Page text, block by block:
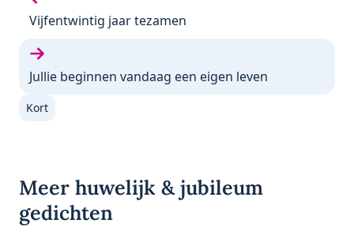
Vorige gedicht:
Vijfentwintig jaar tezamen
Volgende gedicht:
Jullie beginnen vandaag een eigen leven
Kort
Meer huwelijk & jubileum
gedichten